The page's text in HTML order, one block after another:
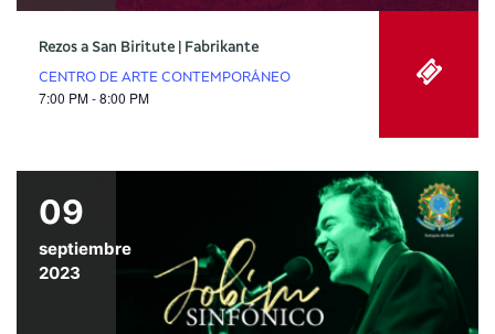
Rezos a San Biritute | Fabrikante
CENTRO DE ARTE CONTEMPORÁNEO
7:00 PM - 8:00 PM
09
septiembre
2023